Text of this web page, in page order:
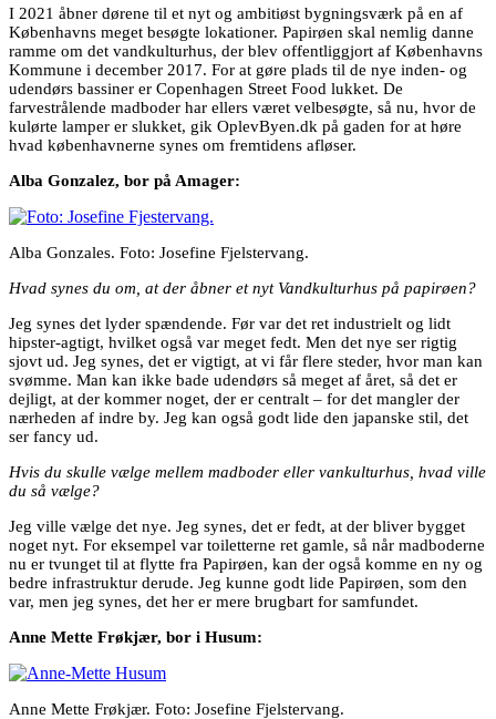
I 2021 åbner dørene til et nyt og ambitiøst bygningsværk på en af
Københavns meget besøgte lokationer. Papirøen skal nemlig danne
ramme om det vandkulturhus, der blev offentliggjort af Københavns
Kommune i december 2017. For at gøre plads til de nye inden- og
udendørs bassiner er Copenhagen Street Food lukket. De
farvestrålende madboder har ellers været velbesøgte, så nu, hvor de
kulørte lamper er slukket, gik OplevByen.dk på gaden for at høre
hvad københavnerne synes om fremtidens afløser.
Alba Gonzalez, bor på Amager:
Alba Gonzales. Foto: Josefine Fjelstervang.
Hvad synes du om, at der åbner et nyt Vandkulturhus på papirøen?
Jeg synes det lyder spændende. Før var det ret industrielt og lidt
hipster-agtigt, hvilket også var meget fedt. Men det nye ser rigtig
sjovt ud. Jeg synes, det er vigtigt, at vi får flere steder, hvor man kan
svømme. Man kan ikke bade udendørs så meget af året, så det er
dejligt, at der kommer noget, der er centralt – for det mangler der
nærheden af indre by. Jeg kan også godt lide den japanske stil, det
ser fancy ud.
Hvis du skulle vælge mellem madboder eller vankulturhus, hvad ville
du så vælge?
Jeg ville vælge det nye. Jeg synes, det er fedt, at der bliver bygget
noget nyt. For eksempel var toiletterne ret gamle, så når madboderne
nu er tvunget til at flytte fra Papirøen, kan der også komme en ny og
bedre infrastruktur derude. Jeg kunne godt lide Papirøen, som den
var, men jeg synes, det her er mere brugbart for samfundet.
Anne Mette Frøkjær, bor i Husum:
Anne Mette Frøkjær. Foto: Josefine Fjelstervang.